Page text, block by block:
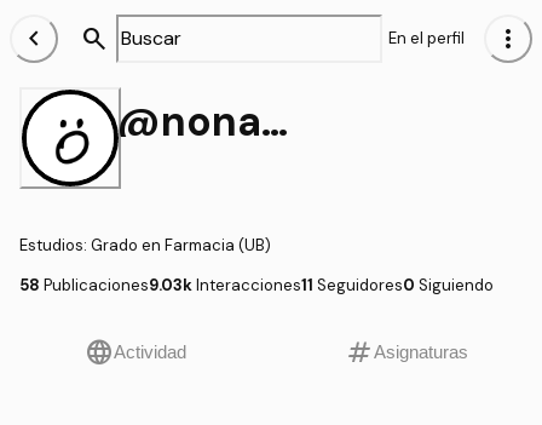
chevron_left search En el perfil more_vert
@nona01
Estudios: Grado en Farmacia (UB)
58 Publicaciones9.03kInteracciones11 Seguidores0 Siguiendo
languageActividad tagAsignaturas